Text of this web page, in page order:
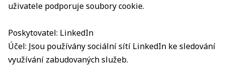
uživatele podporuje soubory cookie.
Poskytovatel: LinkedIn
Účel: Jsou používány sociální sítí LinkedIn ke sledování
využívání zabudovaných služeb.